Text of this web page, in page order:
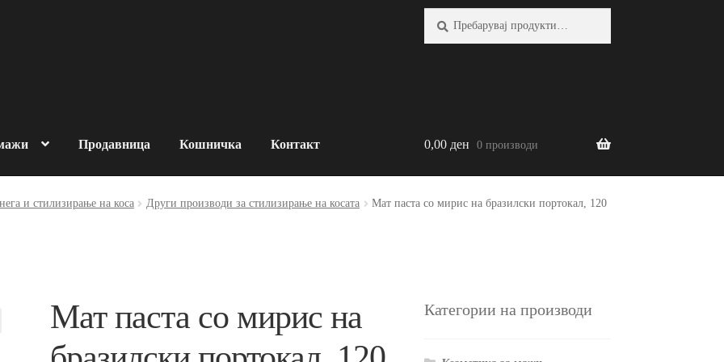
Продавница Кошничка Контакт
на продажба
0,00 ден 0 производи
и стилизирање на коса Други производи за стилизирање на косата
Мат паста со мирис на бразилски портокал, 120
Мат паста со мирис на
Категории на производи